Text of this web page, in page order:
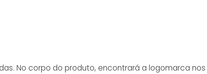
No corpo do produto, encontrará a logomarca